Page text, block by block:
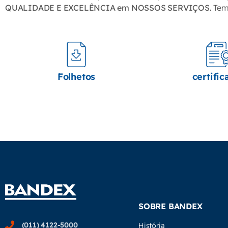
QUALIDADE E EXCELÊNCIA em NOSSOS SERVIÇOS.
Folhetos
(011) 4122-5000
SOBRE BANDEX
História